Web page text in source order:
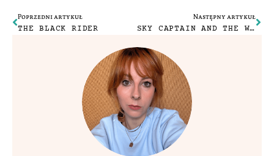
Poprzedni artykuł
THE BLACK RIDER
Następny artykuł
SKY CAPTAIN AND THE WORLD OF TOMORROW